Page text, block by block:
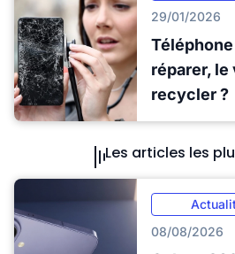
29/01/2026
réparer, le
recycler ?
Les articles les
08/08/2026